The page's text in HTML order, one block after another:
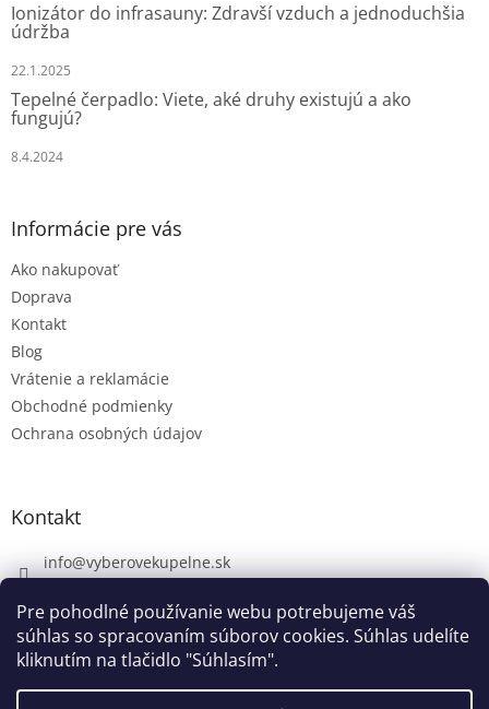
Pre pohodlné používanie webu potrebujeme váš
súhlas so spracovaním súborov cookies. Súhlas udelíte
kliknutím na tlačidlo "Súhlasím".
Ionizátor do infrasauny: Zdravší vzduch a jednoduchšia
údržba
22.1.2025
Tepelné čerpadlo: Viete, aké druhy existujú a ako
fungujú?
8.4.2024
Informácie pre vás
Ako nakupovať
Doprava
Kontakt
Blog
Vrátenie a reklamácie
Obchodné podmienky
Ochrana osobných údajov
Kontakt
info@vyberovekupelne.sk
https://www.facebook.com/vyberovekoupelny/